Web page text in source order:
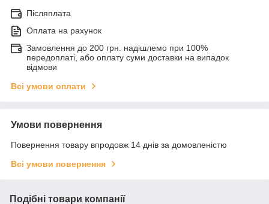
Післяплата
Оплата на рахунок
Замовлення до 200 грн. надішлемо при 100%
передоплаті, або оплату суми доставки на випадок
відмови
Всі умови оплати
Умови повернення
Повернення товару впродовж 14 днів за домовленістю
Всі умови повернення
Подібні товари компанії